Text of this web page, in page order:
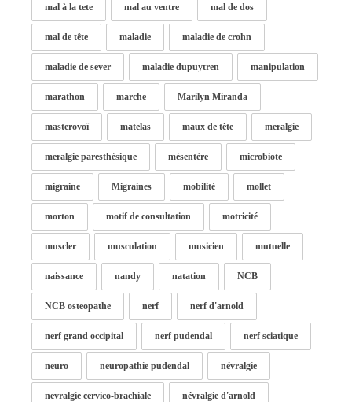
mal à la tete mal au ventre mal de dos
mal de tête maladie maladie de crohn
maladie de sever maladie dupuytren manipulation
marathon marche Marilyn Miranda
masterovoï matelas maux de tête meralgie
meralgie paresthésique mésentère microbiote
migraine Migraines mobilité mollet
morton motif de consultation motricité
muscler musculation musicien mutuelle
naissance nandy natation NCB
NCB osteopathe nerf nerf d'arnold
nerf grand occipital nerf pudendal nerf sciatique
neuro neuropathie pudendal névralgie
nevralgie cervico-brachiale névralgie d'arnold